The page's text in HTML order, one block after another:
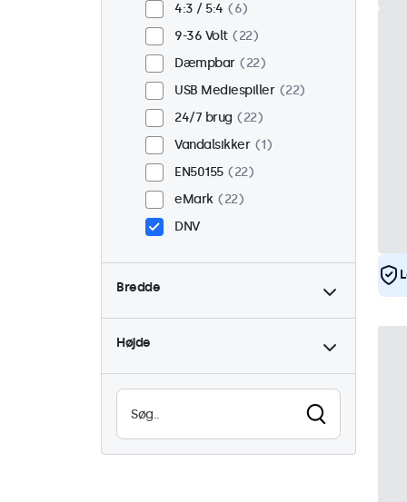
4:3 / 5:4
6
9-36 Volt
22
Dæmpbar
22
USB Mediespiller
22
24/7 brug
22
Vandalsikker
1
EN50155
22
eMark
22
DNV
Bredde
Højde